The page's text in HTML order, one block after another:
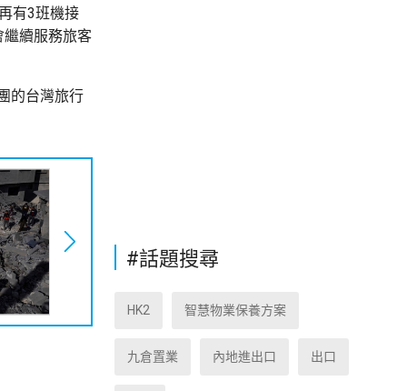
有3班機接
續服務旅客
的台灣旅行
#話題搜尋
HK2 智慧物業保養方案
九倉置業 內地進出口 出口